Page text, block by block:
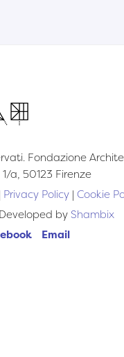
Fondazione
a, 50123 Firenze
Privacy Policy| Cookie
by Shambix
Email